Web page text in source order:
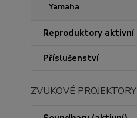
Yamaha
Reproduktory aktivní
Příslušenství
ZVUKOVÉ PROJEKTORY